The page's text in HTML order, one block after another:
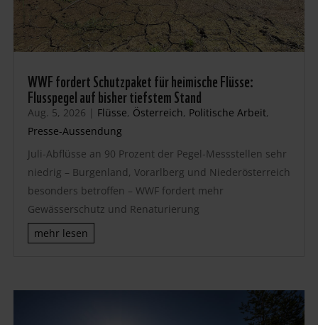
WWF fordert Schutzpaket für heimische Flüsse:
Flusspegel auf bisher tiefstem Stand
Aug. 5, 2026 | Flüsse, Österreich, Politische Arbeit,
Presse-Aussendung
Juli-Abflüsse an 90 Prozent der Pegel-Messstellen sehr
niedrig – Burgenland, Vorarlberg und Niederösterreich
besonders betroffen – WWF fordert mehr
Gewässerschutz und Renaturierung
mehr lesen